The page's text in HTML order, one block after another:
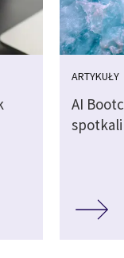
ARTYKUŁY
AI
spotkali